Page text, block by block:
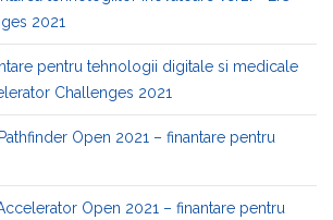
2021
pentru tehnologii digitale si medicale
Challenges 2021
Open 2021 – finantare pentru
Open 2021 – finantare pentru